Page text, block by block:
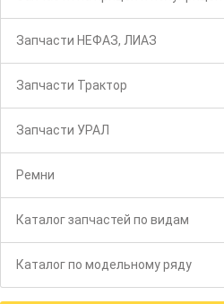
Запчасти НЕФАЗ, ЛИАЗ
Запчасти Трактор
Запчасти УРАЛ
Ремни
Каталог запчастей по видам
Каталог по модельному ряду